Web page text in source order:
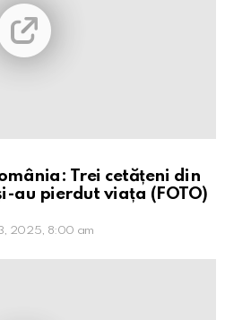
Trei cetățeni din
au pierdut viața (FOTO)
2025, 8:00 am